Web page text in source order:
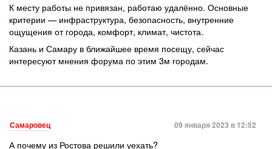
К месту работы не привязан, работаю удалённо. Основные
критерии — инфраструктура, безопасность, внутренние
ощущения от города, комфорт, климат, чистота.
Казань и Самару в ближайшее время посещу, сейчас
интересуют мнения форума по этим 3м городам.
Самаровец 09 января 2023 в 12:52
А почему из Ростова решили уехать?